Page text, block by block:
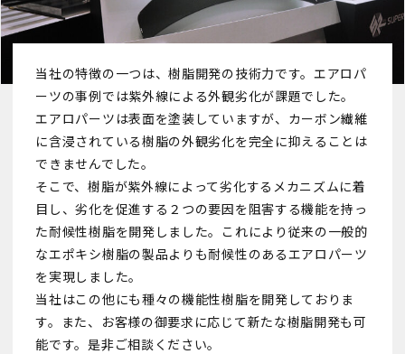
当社の特徴の一つは、樹脂開発の技術力です。エアロパ
ーツの事例では紫外線による外観劣化が課題でした。
エアロパーツは表面を塗装していますが、カーボン繊維
に含浸されている樹脂の外観劣化を完全に抑えることは
できませんでした。
そこで、樹脂が紫外線によって劣化するメカニズムに着
目し、劣化を促進する２つの要因を阻害する機能を持っ
た耐候性樹脂を開発しました。これにより従来の一般的
なエポキシ樹脂の製品よりも耐候性のあるエアロパーツ
を実現しました。
当社はこの他にも種々の機能性樹脂を開発しておりま
す。また、お客様の御要求に応じて新たな樹脂開発も可
能です。是非ご相談ください。